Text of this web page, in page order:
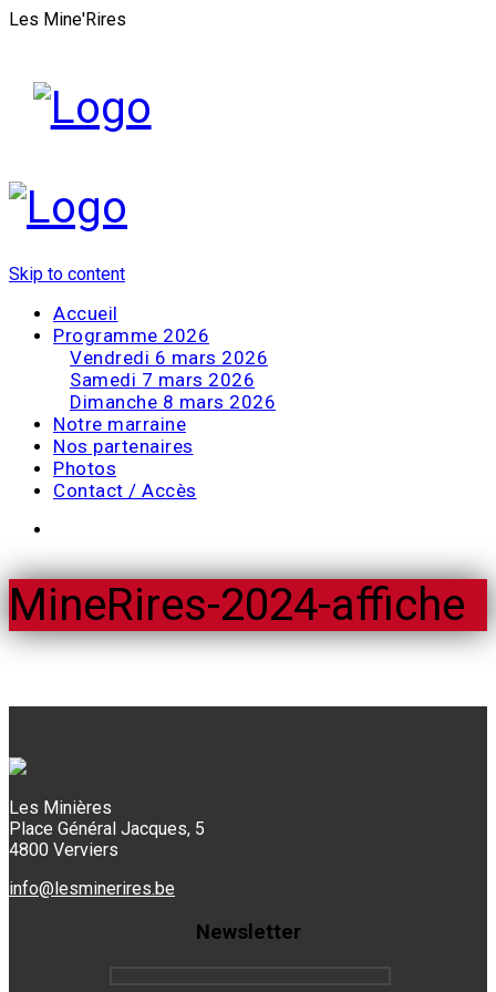
Les Mine'Rires
Skip to content
Accueil
Programme 2026
Vendredi 6 mars 2026
Samedi 7 mars 2026
Dimanche 8 mars 2026
Notre marraine
Nos partenaires
Photos
Contact / Accès
MineRires-2024-affiche
Les Minières
Place Général Jacques, 5
4800 Verviers
info@lesminerires.be
Newsletter